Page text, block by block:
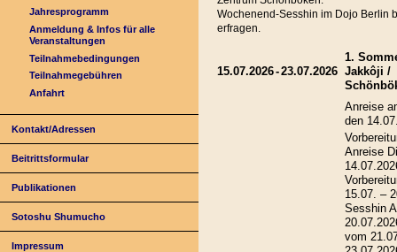
Jahresprogramm
Anmeldung & Infos für alle
Veranstaltungen
Teilnahmebedingungen
Teilnahmegebühren
Anfahrt
Kontakt/Adressen
Beitrittsformular
Publikationen
Sotoshu Shumucho
Impressum
Wochenend-Sesshin im Dojo Berlin
erfragen.
15.07.2026-23.07.2026
1.
Jakkôji /
Anreise
den
Anreise
15.07. –
Sesshin
vom